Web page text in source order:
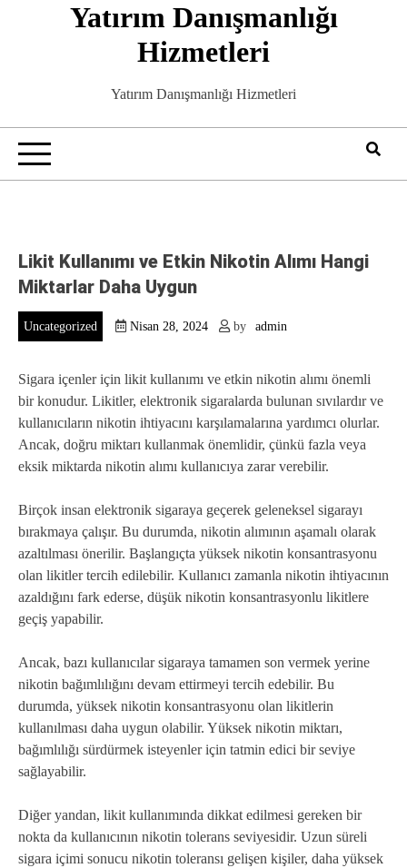
Yatırım Danışmanlığı
Hizmetleri
Yatırım Danışmanlığı Hizmetleri
Likit Kullanımı ve Etkin Nikotin Alımı Hangi
Miktarlar Daha Uygun
Uncategorized Nisan 28, 2024 by admin
Sigara içenler için likit kullanımı ve etkin nikotin alımı önemli
bir konudur. Likitler, elektronik sigaralarda bulunan sıvılardır ve
kullanıcıların nikotin ihtiyacını karşılamalarına yardımcı olurlar.
Ancak, doğru miktarı kullanmak önemlidir, çünkü fazla veya
eksik miktarda nikotin alımı kullanıcıya zarar verebilir.
Birçok insan elektronik sigaraya geçerek geleneksel sigarayı
bırakmaya çalışır. Bu durumda, nikotin alımının aşamalı olarak
azaltılması önerilir. Başlangıçta yüksek nikotin konsantrasyonu
olan likitler tercih edilebilir. Kullanıcı zamanla nikotin ihtiyacının
azaldığını fark ederse, düşük nikotin konsantrasyonlu likitlere
geçiş yapabilir.
Ancak, bazı kullanıcılar sigaraya tamamen son vermek yerine
nikotin bağımlılığını devam ettirmeyi tercih edebilir. Bu
durumda, yüksek nikotin konsantrasyonu olan likitlerin
kullanılması daha uygun olabilir. Yüksek nikotin miktarı,
bağımlılığı sürdürmek isteyenler için tatmin edici bir seviye
sağlayabilir.
Diğer yandan, likit kullanımında dikkat edilmesi gereken bir
nokta da kullanıcının nikotin tolerans seviyesidir. Uzun süreli
sigara içimi sonucu nikotin toleransı gelişen kişiler, daha yüksek